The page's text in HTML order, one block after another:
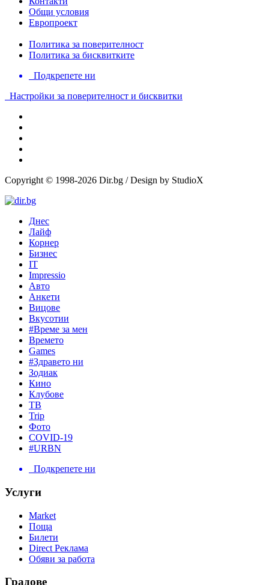
Общи условия
Европроект
Политика за поверителност
Политика за бисквитките
Подкрепете ни
Настройки за поверителност и бисквитки
Copyright © 1998-2026 Dir.bg / Design by StudioX
Днес
Лайф
Корнер
Бизнес
IT
Impressio
Авто
Анкети
Вицове
Вкусотии
#Време за мен
Времето
Games
#Здравето ни
Зодиак
Кино
Клубове
ТВ
Trip
Фото
COVID-19
#URBN
Подкрепете ни
Услуги
Market
Поща
Билети
Direct Реклама
Обяви за работа
Градове